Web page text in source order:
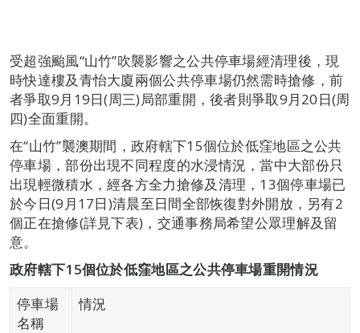
受超強颱風“山竹”吹襲影響之公共停車場經清理後，現
時快達樓及青怡大廈兩個公共停車場仍然需時搶修，前
者爭取9月19日(周三)局部重開，後者則爭取9月20日(周
四)全面重開。
在“山竹”襲澳期間，政府轄下15個位於低窪地區之公共
停車場，部份出現不同程度的水浸情況，當中大部份只
出現輕微積水，經各方全力搶修及清理，13個停車場已
於今日(9月17日)清晨至日間全部恢復對外開放，另有2
個正在搶修(詳見下表)，交通事務局希望公眾理解及留
意。
政府轄下15個位於低窪地區之公共停車場重開情況
停車場
名稱
情況